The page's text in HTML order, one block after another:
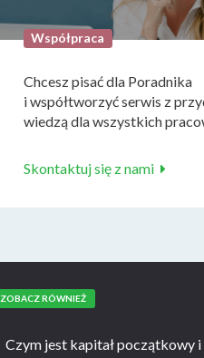
Współpraca
Chcesz pisać dla Poradnika
i współtworzyć serwis z
wiedzą dla wszystkich
Skontaktuj się z nami
ZOBACZ RÓWNIEŻ
Czym jest kapitał początkowy i